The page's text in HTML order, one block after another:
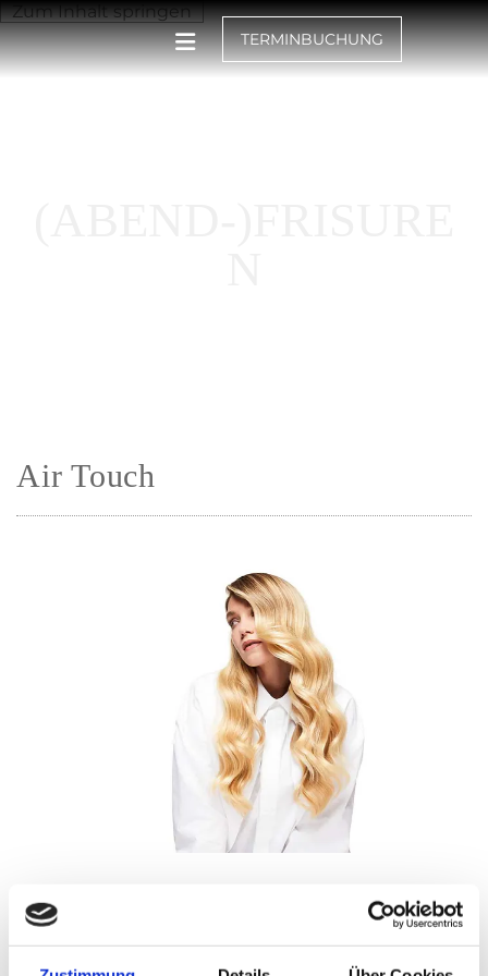
Zum Inhalt springen
TERMINBUCHUNG
Air Touch
Farbe, die mehr kann – als nur gut auszusehen.
Haar­far­be ist Aus­druck, Emo­ti­on und Per­sön­lich­keit. In den Hän­den
von Farb­spe­zia­lis­tin Nadja Klip­pert wird sie zur Kunst. Mit einem fei­